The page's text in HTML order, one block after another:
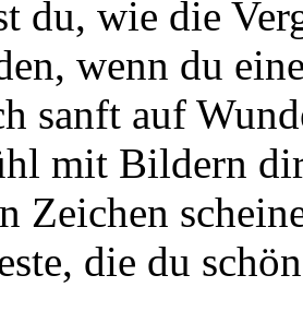
du, wie die
wenn du
sanft auf
mit Bildern
Zeichen
die du